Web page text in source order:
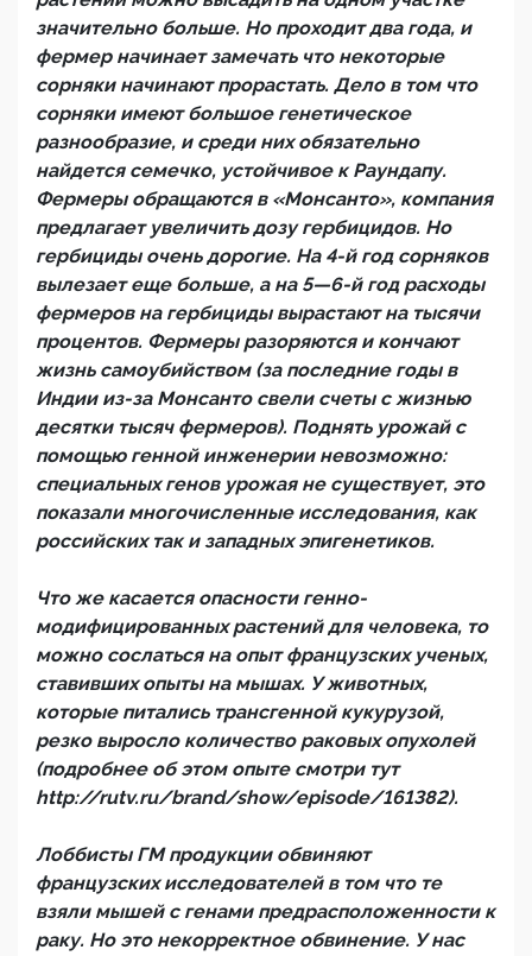
значительно больше. Но проходит два года, и
фермер начинает замечать что некоторые
сорняки начинают прорастать. Дело в том что
сорняки имеют большое генетическое
разнообразие, и среди них обязательно
найдется семечко, устойчивое к Раундапу.
Фермеры обращаются в «Монсанто», компания
предлагает увеличить дозу гербицидов. Но
гербициды очень дорогие. На 4-й год сорняков
вылезает еще больше, а на 5—6-й год расходы
фермеров на гербициды вырастают на тысячи
процентов. Фермеры разоряются и кончают
жизнь самоубийством (за последние годы в
Индии из-за Монсанто свели счеты с жизнью
десятки тысяч фермеров). Поднять урожай с
помощью генной инженерии невозможно:
специальных генов урожая не существует, это
показали многочисленные исследования, как
российских так и западных эпигенетиков.
Что же касается опасности генно-
модифицированных растений для человека, то
можно сослаться на опыт французских ученых,
ставивших опыты на мышах. У животных,
которые питались трансгенной кукурузой,
резко выросло количество раковых опухолей
(подробнее об этом опыте смотри тут
http://rutv.ru/brand/show/episode/161382).
Лоббисты ГМ продукции обвиняют
французских исследователей в том что те
взяли мышей с генами предрасположенности к
раку. Но это некорректное обвинение. У нас